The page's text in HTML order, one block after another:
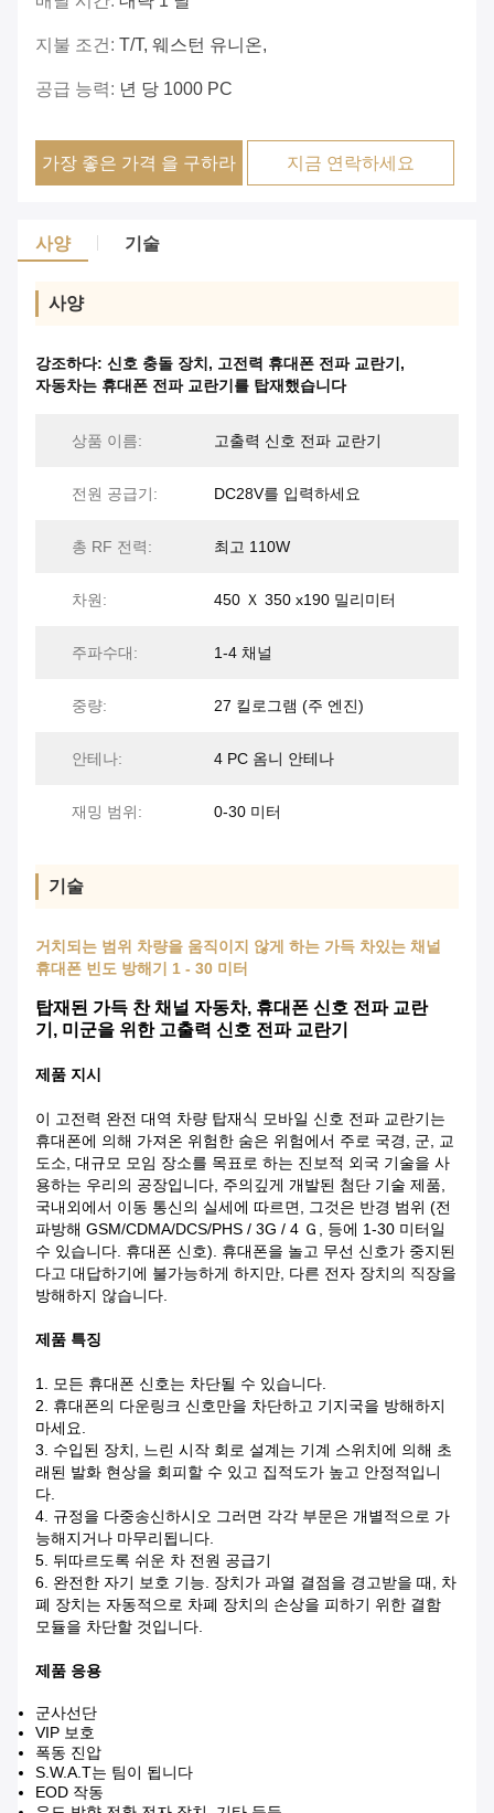
지불 조건: T/T, 웨스턴 유니온,
공급 능력: 년 당 1000 PC
가장 좋은 가격 을 구하라 지금 연락하세요
사양 기술
사양
강조하다: 신호 충돌 장치 , 고전력 휴대폰 전파 교란기 ,
자동차는 휴대폰 전파 교란기를 탑재했습니다
상품 이름: 고출력 신호 전파 교란기
전원 공급기: DC28V를 입력하세요
총 RF 전력: 최고 110W
차원: 450 Ｘ 350 x190 밀리미터
주파수대: 1-4 채널
중량: 27 킬로그램 (주 엔진)
안테나: 4 PC 옴니 안테나
재밍 범위: 0-30 미터
기술
거치되는 범위 차량을 움직이지 않게 하는 가득 차있는 채널
휴대폰 빈도 방해기 1 - 30 미터
탑재된 가득 찬 채널 자동차, 휴대폰 신호 전파 교란
기, 미군을 위한 고출력 신호 전파 교란기
제품 지시
이 고전력 완전 대역 차량 탑재식 모바일 신호 전파 교란기는
휴대폰에 의해 가져온 위험한 숨은 위험에서 주로 국경, 군, 교
도소, 대규모 모임 장소를 목표로 하는 진보적 외국 기술을 사
용하는 우리의 공장입니다, 주의깊게 개발된 첨단 기술 제품,
국내외에서 이동 통신의 실세에 따르면, 그것은 반경 범위 (전
파방해 GSM/CDMA/DCS/PHS / 3G / 4 Ｇ, 등에 1-30 미터일
수 있습니다. 휴대폰 신호). 휴대폰을 놀고 무선 신호가 중지된
다고 대답하기에 불가능하게 하지만, 다른 전자 장치의 직장을
방해하지 않습니다.
제품 특징
1. 모든 휴대폰 신호는 차단될 수 있습니다.
2. 휴대폰의 다운링크 신호만을 차단하고 기지국을 방해하지
마세요.
3. 수입된 장치, 느린 시작 회로 설계는 기계 스위치에 의해 초
래된 발화 현상을 회피할 수 있고 집적도가 높고 안정적입니
다.
4. 규정을 다중송신하시오 그러면 각각 부문은 개별적으로 가
능해지거나 마무리됩니다.
5. 뒤따르도록 쉬운 차 전원 공급기
6. 완전한 자기 보호 기능. 장치가 과열 결점을 경고받을 때, 차
폐 장치는 자동적으로 차폐 장치의 손상을 피하기 위한 결함
모듈을 차단할 것입니다.
제품 응용
군사선단
VIP 보호
폭동 진압
S.W.A.T는 팀이 됩니다
EOD 작동